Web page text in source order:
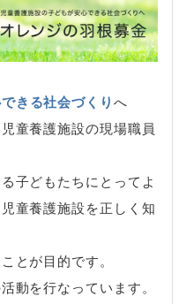
きる社会づくりへ
童養護施設の現場職員
子どもたちにとってよ
童養護施設を正しく知
とが目的です。
動を行なっています。